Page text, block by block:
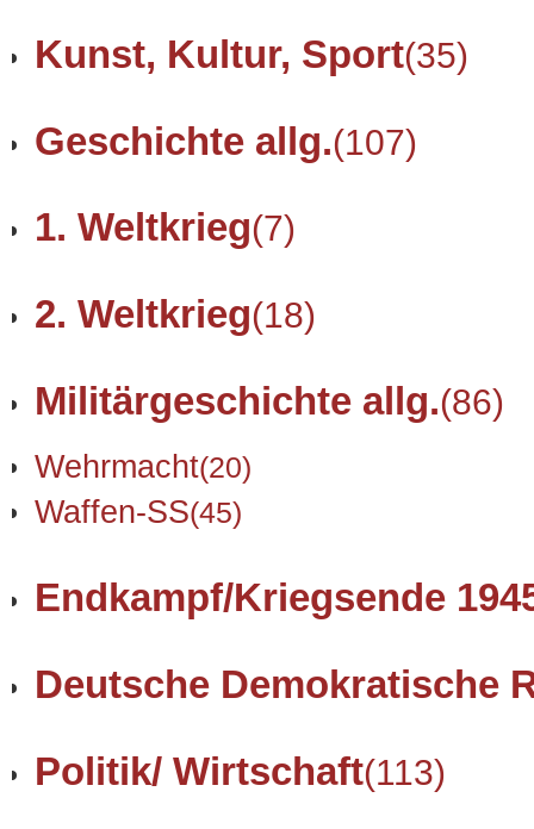
Kunst, Kultur, Sport(35)
Geschichte allg.(107)
1. Weltkrieg(7)
2. Weltkrieg(18)
Militärgeschichte allg.(86)
Wehrmacht(20)
Waffen-SS(45)
Endkampf/Kriegsende
Deutsche Demokratische
Politik/ Wirtschaft(113)